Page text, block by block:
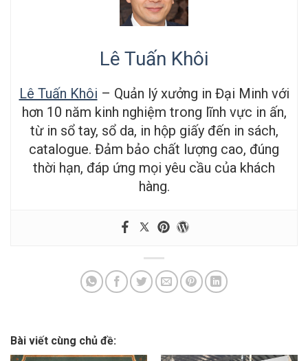
Lê Tuấn Khôi
Lê Tuấn Khôi – Quản lý xưởng in Đại Minh với
hơn 10 năm kinh nghiệm trong lĩnh vực in ấn,
từ in sổ tay, sổ da, in hộp giấy đến in sách,
catalogue. Đảm bảo chất lượng cao, đúng
thời hạn, đáp ứng mọi yêu cầu của khách
hàng.
Bài viết cùng chủ đề: